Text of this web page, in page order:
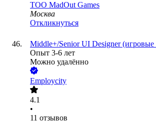
ТОО MadOut Games
Москва
Откликнуться
Middle+/Senior UI Designer
Опыт 3-6 лет
Можно удалённо
Employcity
4.1
•
11 отзывов